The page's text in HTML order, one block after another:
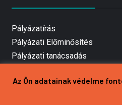
Pályázatírás
Pályázati Előminősítés
Pályázati tanácsadás
Mezőgazdasági pályázatírás
Az Ön adatainak védelme